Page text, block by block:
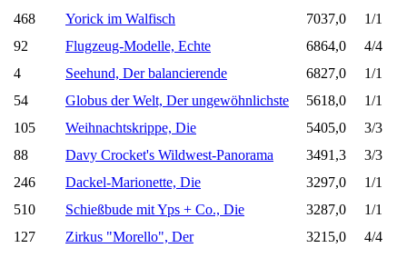
468
Yorick im Walfisch 7037,0
1/1
92
Flugzeug-Modelle, Echte 6864,0
4/4
4
Seehund, Der balancierende 6827,0
1/1
54
Globus der Welt, Der ungewöhnlichste 5618,0
1/1
105
Weihnachtskrippe, Die 5405,0
3/3
88
Davy Crocket's Wildwest-Panorama 3491,3
3/3
246
Dackel-Marionette, Die 3297,0
1/1
510
Schießbude mit Yps + Co., Die 3287,0
1/1
127
Zirkus "Morello", Der 3215,0
4/4